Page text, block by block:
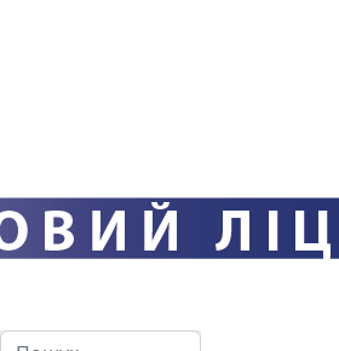
Пошук